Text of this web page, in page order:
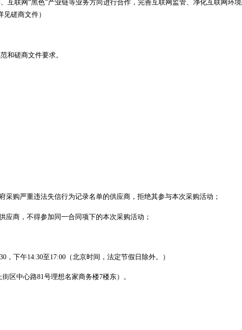
互联网“黑色”产业链等业务方向进行合作，完善互联网监管、净化互联网
磋商文件）
和磋商文件要求。
购严重违法失信行为记录名单的供应商，拒绝其参与本次采购活动；
商，不得参加同一合同项下的本次采购活动；
，下午14:30至17:00（北京时间，法定节假日除外。）
区中心路81号理想名家商务楼7楼东）。